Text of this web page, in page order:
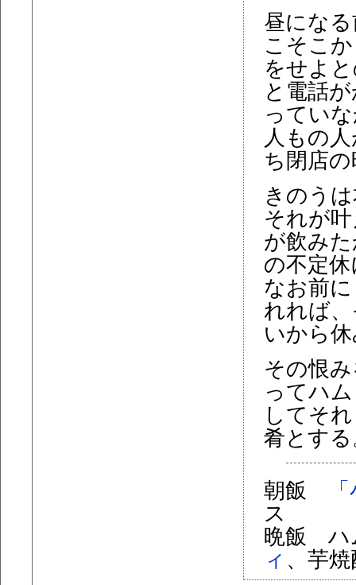
昼にな
こそこ
をせよ
と電話
ってい
人もの
ち閉店
きのう
それが
が飲み
の不定
なお前
れれば
いから
その恨
ってハ
してそ
肴とする
朝飯
ス
晩飯 ハ
ィ 、芋